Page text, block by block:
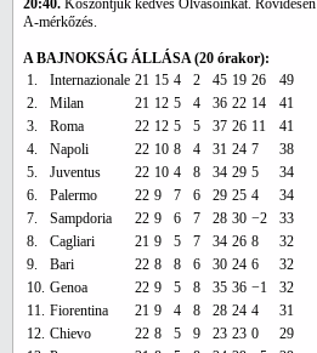
20:40. Köszöntjük kedves Olvasóinkat.
A-mérkőzés.
A BAJNOKSÁG ÁLLÁSA (20 órakor):
1.
Internazionale 21 15 4 2 45 19 26
49
2.
Milan 21 12 5 4 36 22 14
41
3.
Roma 22 12 5 5 37 26 11
41
4.
Napoli 22 10 8 4 31 24 7
38
5.
Juventus 22 10 4 8 34 29 5
34
6.
Palermo 22 9 7 6 29 25 4
34
7.
Sampdoria 22 9 6 7 28 30 −2
33
8.
Cagliari 21 9 5 7 34 26 8
32
9.
Bari 22 8 8 6 30 24 6
32
10. Genoa 22 9 5 8 35 36 −1
32
11. Fiorentina 21 9 4 8 28 24 4
31
12. Chievo 22 8 5 9 23 23 0
29